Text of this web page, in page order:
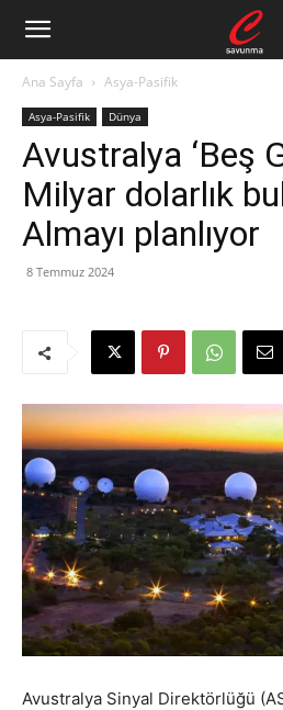
Ana Sayfa Asya-Pasifik
Asya-Pasifik Dünya
Avustralya ‘Beş
Milyar dolarlık
Almayı planlıyor
8 Temmuz 2024
Avustralya Sinyal Direktörlüğü